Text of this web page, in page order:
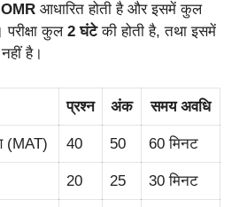
OMR आधारित होती है और इसमें कुल
कुल2 घंटेकी होती है, तथा इसमें
है।
प्रश्न अंक समय अवधि
(MAT) 40 50 60 मिनट
20 25 30 मिनट